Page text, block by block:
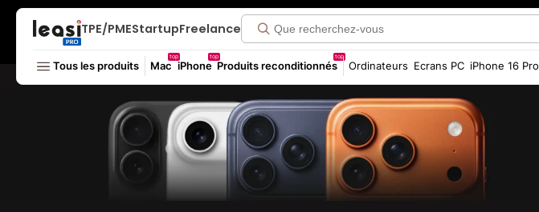
TPE/PMEStartupFreelance
Tous les produits Mac
top
iPhone
top
Produits reconditionnés
top
Ordinateurs Ecrans PC iPhone 16 Pro